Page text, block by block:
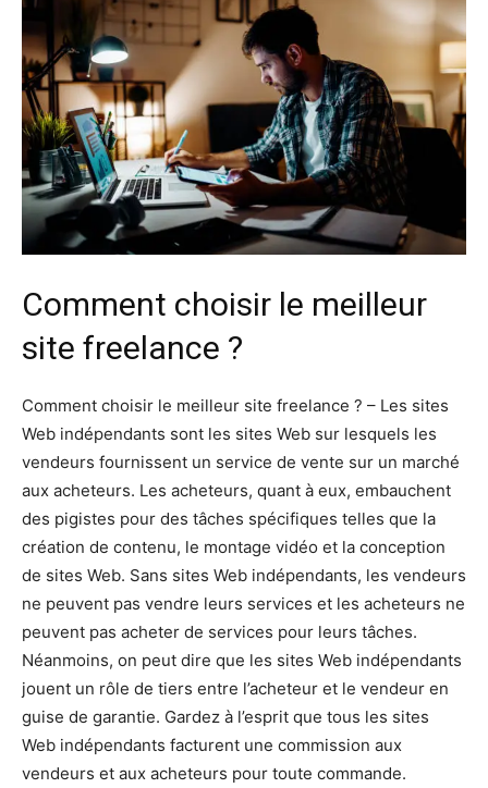
Comment choisir le meilleur
site freelance ?
Comment choisir le meilleur site freelance ? – Les sites
Web indépendants sont les sites Web sur lesquels les
vendeurs fournissent un service de vente sur un marché
aux acheteurs. Les acheteurs, quant à eux, embauchent
des pigistes pour des tâches spécifiques telles que la
création de contenu, le montage vidéo et la conception
de sites Web. Sans sites Web indépendants, les vendeurs
ne peuvent pas vendre leurs services et les acheteurs ne
peuvent pas acheter de services pour leurs tâches.
Néanmoins, on peut dire que les sites Web indépendants
jouent un rôle de tiers entre l’acheteur et le vendeur en
guise de garantie. Gardez à l’esprit que tous les sites
Web indépendants facturent une commission aux
vendeurs et aux acheteurs pour toute commande.